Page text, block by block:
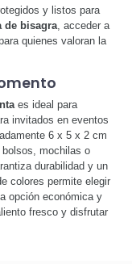
y listos para
de bisagra, acceder a
quienes valoran la
es ideal para
invitados en eventos
6 x 5 x 2 cm
mochilas o
durabilidad y un
colores permite elegir
opción económica y
fresco y disfrutar